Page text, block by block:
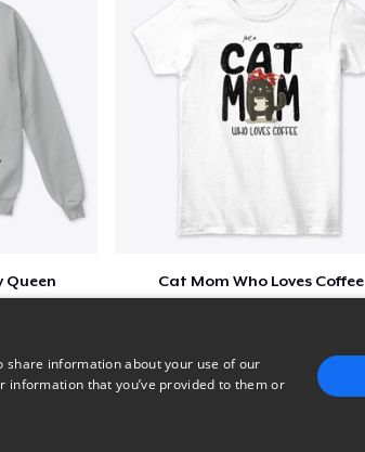
Queen Cat Mom Who Loves Coffee
Tee
share information about your use of our
that you’ve provided to them or